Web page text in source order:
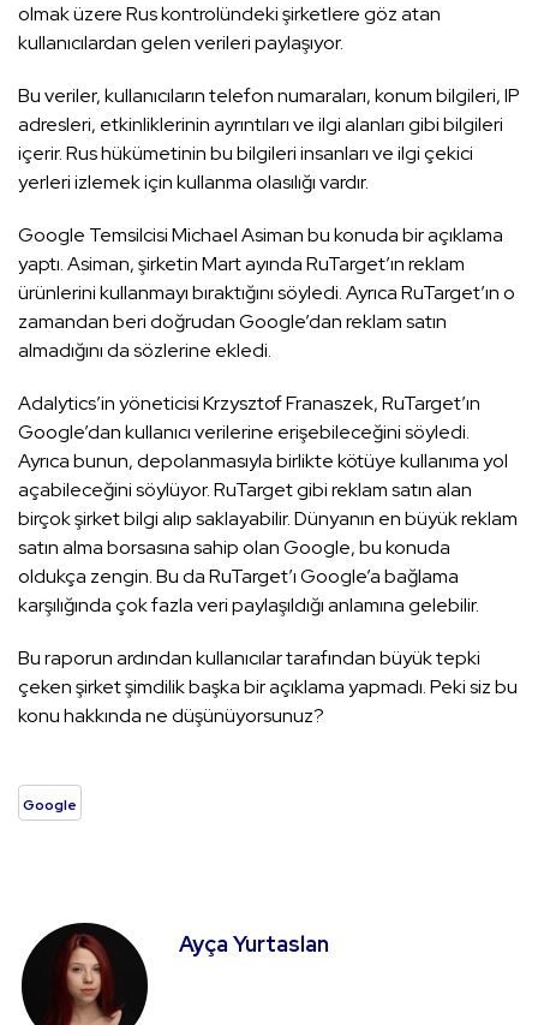
olmak üzere Rus kontrolündeki şirketlere göz atan
kullanıcılardan gelen verileri paylaşıyor.
Bu veriler, kullanıcıların telefon numaraları, konum bilgileri, IP
adresleri, etkinliklerinin ayrıntıları ve ilgi alanları gibi bilgileri
içerir. Rus hükümetinin bu bilgileri insanları ve ilgi çekici
yerleri izlemek için kullanma olasılığı vardır.
Google Temsilcisi Michael Asiman bu konuda bir açıklama
yaptı. Asiman, şirketin Mart ayında RuTarget’ın reklam
ürünlerini kullanmayı bıraktığını söyledi. Ayrıca RuTarget’ın o
zamandan beri doğrudan Google’dan reklam satın
almadığını da sözlerine ekledi.
Adalytics’in yöneticisi Krzysztof Franaszek, RuTarget’ın
Google’dan kullanıcı verilerine erişebileceğini söyledi.
Ayrıca bunun, depolanmasıyla birlikte kötüye kullanıma yol
açabileceğini söylüyor. RuTarget gibi reklam satın alan
birçok şirket bilgi alıp saklayabilir. Dünyanın en büyük reklam
satın alma borsasına sahip olan Google, bu konuda
oldukça zengin. Bu da RuTarget’ı Google’a bağlama
karşılığında çok fazla veri paylaşıldığı anlamına gelebilir.
Bu raporun ardından kullanıcılar tarafından büyük tepki
çeken şirket şimdilik başka bir açıklama yapmadı. Peki siz bu
konu hakkında ne düşünüyorsunuz?
Google
Ayça Yurtaslan